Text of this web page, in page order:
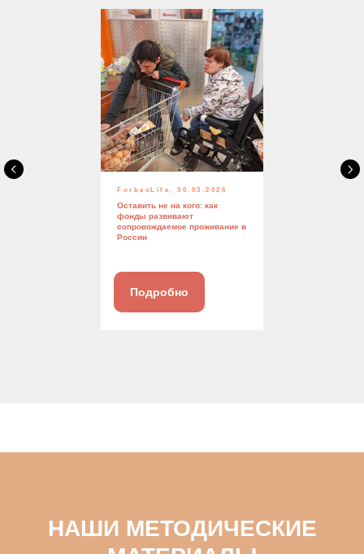
ForbesLife, 30.03.2026
Оставить не на кого: как
фонды развивают
сопровождаемое проживание в
России
Подробно
НАШИ МЕТОДИЧЕСКИЕ